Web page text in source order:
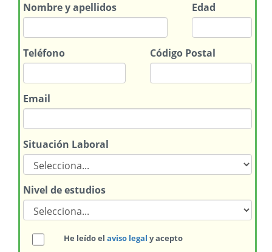
Nombrey apellidos Edad
Teléfono Código Postal
Email
Situación Laboral
Nivel de estudios
He leído el aviso legal y acepto